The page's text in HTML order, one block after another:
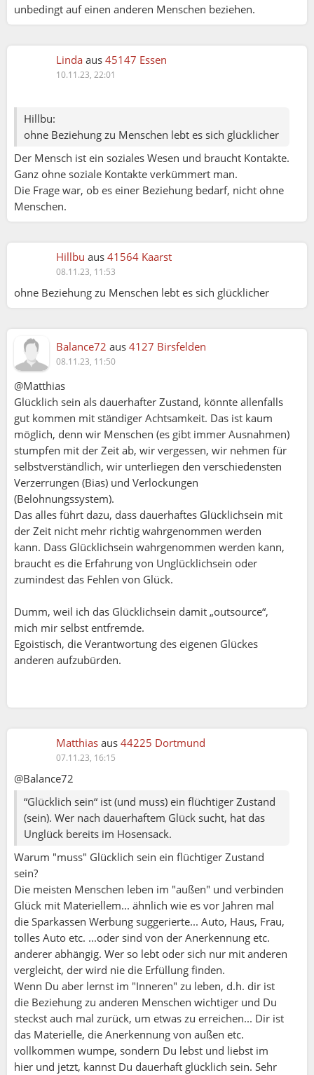
unbedingt auf einen anderen Menschen beziehen.
Linda aus 45147 Essen
10.11.23, 22:01
Hillbu:
ohne Beziehung zu Menschen lebt es sich glücklicher
Der Mensch ist ein soziales Wesen und braucht Kontakte.
Ganz ohne soziale Kontakte verkümmert man.
Die Frage war, ob es einer Beziehung bedarf, nicht ohne
Menschen.
Hillbu aus 41564 Kaarst
08.11.23, 11:53
ohne Beziehung zu Menschen lebt es sich glücklicher
Balance72 aus 4127 Birsfelden
08.11.23, 11:50
@Matthias
Glücklich sein als dauerhafter Zustand, könnte allenfalls
gut kommen mit ständiger Achtsamkeit. Das ist kaum
möglich, denn wir Menschen (es gibt immer Ausnahmen)
stumpfen mit der Zeit ab, wir vergessen, wir nehmen für
selbstverständlich, wir unterliegen den verschiedensten
Verzerrungen (Bias) und Verlockungen
(Belohnungssystem).
Das alles führt dazu, dass dauerhaftes Glücklichsein mit
der Zeit nicht mehr richtig wahrgenommen werden
kann. Dass Glücklichsein wahrgenommen werden kann,
braucht es die Erfahrung von Unglücklichsein oder
zumindest das Fehlen von Glück.
Dumm, weil ich das Glücklichsein damit „outsource“,
mich mir selbst entfremde.
Egoistisch, die Verantwortung des eigenen Glückes
anderen aufzubürden.
Matthias aus 44225 Dortmund
07.11.23, 16:15
@Balance72
“Glücklich sein“ ist (und muss) ein flüchtiger Zustand
(sein). Wer nach dauerhaftem Glück sucht, hat das
Unglück bereits im Hosensack.
Warum "muss" Glücklich sein ein flüchtiger Zustand
sein?
Die meisten Menschen leben im "außen" und verbinden
Glück mit Materiellem... ähnlich wie es vor Jahren mal
die Sparkassen Werbung suggerierte... Auto, Haus, Frau,
tolles Auto etc. ...oder sind von der Anerkennung etc.
anderer abhängig. Wer so lebt oder sich nur mit anderen
vergleicht, der wird nie die Erfüllung finden.
Wenn Du aber lernst im "Inneren" zu leben, d.h. dir ist
die Beziehung zu anderen Menschen wichtiger und Du
steckst auch mal zurück, um etwas zu erreichen... Dir ist
das Materielle, die Anerkennung von außen etc.
vollkommen wumpe, sondern Du lebst und liebst im
hier und jetzt, kannst Du dauerhaft glücklich sein. Sehr